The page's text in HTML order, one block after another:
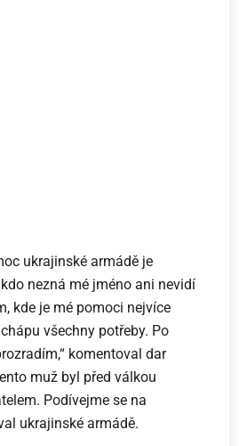
ukrajinské armádě je
nezná mé jméno ani nevidí
kde je mé pomoci nejvíce
všechny potřeby. Po
komentoval dar
muž byl před válkou
Podívejme se na
ukrajinské armádě.